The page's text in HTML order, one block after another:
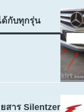
ด้กับทุกรุ่น
สาร Silentzer